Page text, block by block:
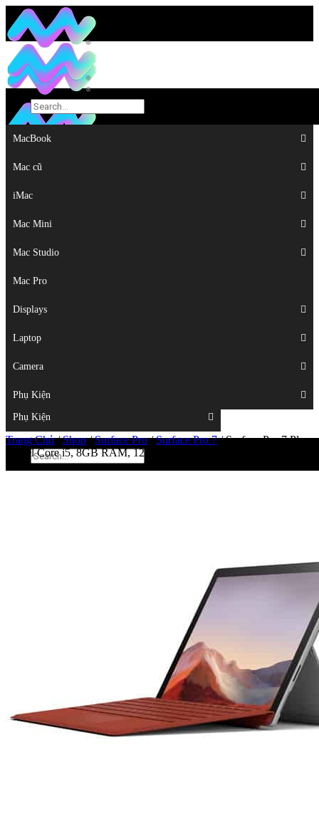
MacBook
Mac cũ
iMac
Mac Mini
Mac Studio
Mac Pro
Displays
Laptop
Camera
Phụ Kiện
MacBook
Mac cũ
iMac
Mac Mini
Mac Studio
Mac Pro
Displays
Laptop
Camera
Phụ Kiện
Top
Trang Chủ/Shop/Surface Pro/Surface Pro 7/Surface Pro 7 Plus
– Intel Core i5, 8GB RAM, 128GB SSD – (Platinum)